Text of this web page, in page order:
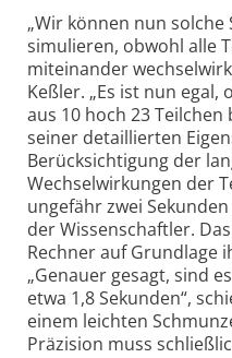
„Wir können nun
simulieren, obwohl alle
miteinander
Keßler. „Es ist nun egal,
aus 10 hoch 23
seiner detaillierten
Berücksichtigung der
Wechselwirkungen der
ungefähr zwei
der Wissenschaftler.
Rechner auf Grundlage
„Genauer gesagt, sind
etwa 1,8 Sekunden“,
einem leichten
Präzision muss